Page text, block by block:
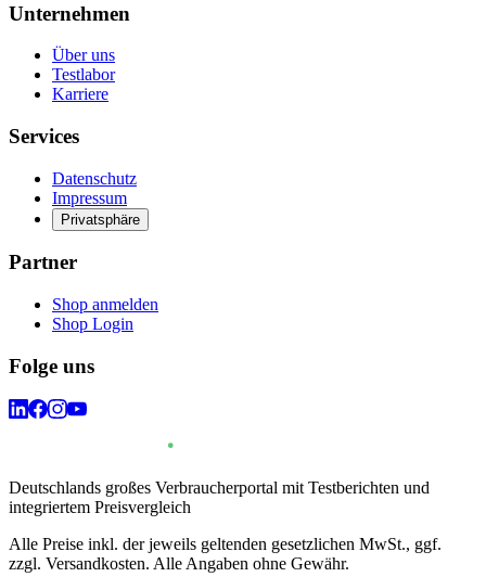
Unternehmen
Über uns
Testlabor
Karriere
Services
Datenschutz
Impressum
Privatsphäre
Partner
Shop anmelden
Shop Login
Folge uns
Deutschlands großes Verbraucherportal mit Testberichten und
integriertem Preisvergleich
Alle Preise inkl. der jeweils geltenden gesetzlichen MwSt., ggf.
zzgl. Versandkosten. Alle Angaben ohne Gewähr.